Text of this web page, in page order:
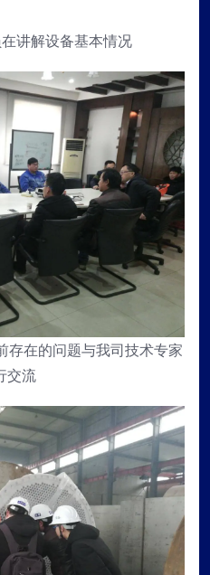
讲解设备基本情况
存在的问题与我司技术专家
交流